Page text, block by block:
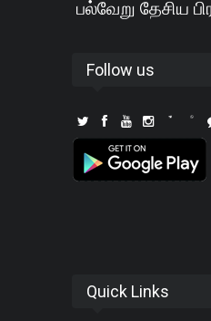
பல்வேறு தேசிய
Follow us
Quick Links